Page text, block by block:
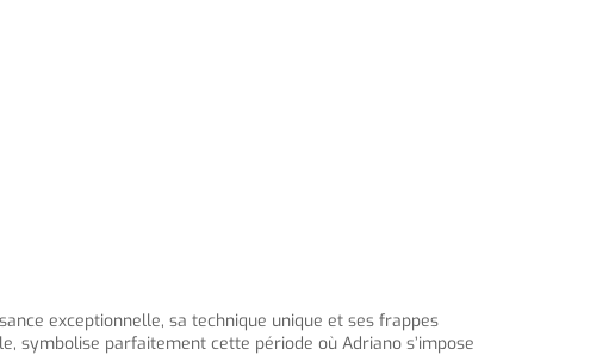
exceptionnelle, sa technique unique et ses frappes
symbolise parfaitement cette période où Adriano s’impose